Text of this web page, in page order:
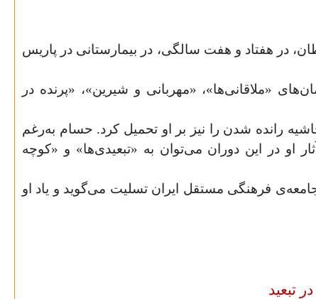
در هفتاد و هفت سالگی، در بیمارستانی در پاریس
«ملاقانی‌ها»، «مهربانی و شیرین»، «پرنده در
رانده شدن را نیز بر او تحمیل کرد. حسام به‌رغم
او در این دوران می‌توان به «تبعیدی‌ها» و «کوچه
فرهنگی مستقل ایران تسلیت می‌گوید و یاد او
تبعید